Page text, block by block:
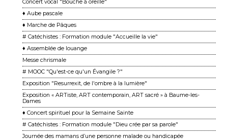
Concert vocal "Bouche à oreille"
♦ Aube pascale
♦ Marche de Pâques
# Catéchistes : Formation module "Accueille la vie"
♦ Assemblée de louange
Messe chrismale
# MOOC "Qu'est-ce qu'un Évangile ?"
Exposition "Resurrexit, de l'ombre à la lumière"
Exposition « ARTiste, ART contemporain, ART sacré » à Baume-les-
Dames
♦ Concert spirituel pour la Semaine Sainte
# Catéchistes : Formation module "Dieu crée par sa parole"
Journée des mamans d’une personne malade ou handicapée